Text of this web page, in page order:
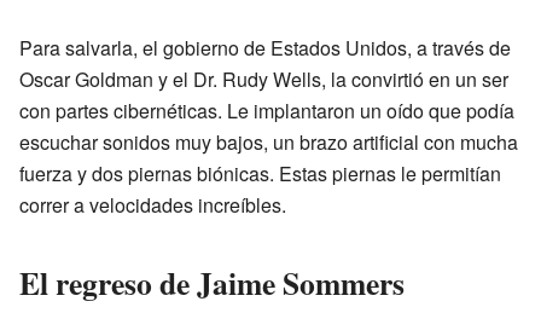
Para salvarla, el gobierno de Estados Unidos, a través de
Oscar Goldman y el Dr. Rudy Wells, la convirtió en un ser
con partes cibernéticas. Le implantaron un oído que podía
escuchar sonidos muy bajos, un brazo artificial con mucha
fuerza y dos piernas biónicas. Estas piernas le permitían
correr a velocidades increíbles.
El regreso de Jaime Sommers